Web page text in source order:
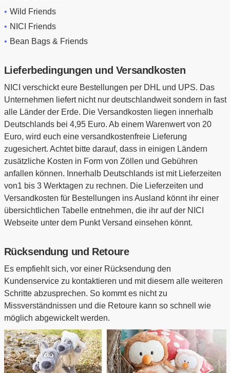
Wild Friends
NICI Friends
Bean Bags & Friends
Lieferbedingungen und Versandkosten
NICI verschickt eure Bestellungen per DHL und UPS. Das
Unternehmen liefert nicht nur deutschlandweit sondern in fast
alle Länder der Erde. Die Versandkosten liegen innerhalb
Deutschlands bei 4,95 Euro. Ab einem Warenwert von 20
Euro, wird euch eine versandkostenfreie Lieferung
zugesichert. Achtet bitte darauf, dass in einigen Ländern
zusätzliche Kosten in Form von Zöllen und Gebühren
anfallen können. Innerhalb Deutschlands ist mit Lieferzeiten
von1 bis 3 Werktagen zu rechnen. Die Lieferzeiten und
Versandkosten für Bestellungen ins Ausland könnt ihr einer
übersichtlichen Tabelle entnehmen, die ihr auf der NICI
Webseite unter dem Punkt Versand einsehen könnt.
Rücksendung und Retoure
Es empfiehlt sich, vor einer Rücksendung den
Kundenservice zu kontaktieren und mit diesem alle weiteren
Schritte abzusprechen. So kommt es nicht zu
Missverständnissen und die Retoure kann so schnell wie
möglich abgewickelt werden.